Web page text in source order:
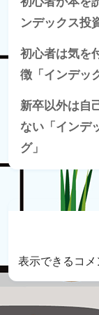
ンデックス投
初心者は気を
徴「インデッ
新卒以外は自
ない「インデ
グ」
表示できるコメ